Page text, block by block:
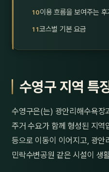
이용 흐름을 보여주는 후
코스별 기본 요금
수영구 지역 특
수영구은(는) 광안리해수욕장
주거 수요가 함께 형성된 지역
등으로 이동이 이어지고, 광안
민락수변공원 같은 시설이 생